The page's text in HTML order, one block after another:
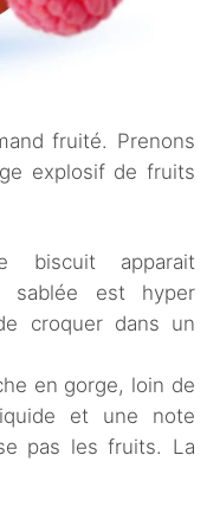
fruité. Prenons
explosif de fruits
biscuit apparait
sablée est hyper
croquer dans un
en gorge, loin de
et une note
pas les fruits. La